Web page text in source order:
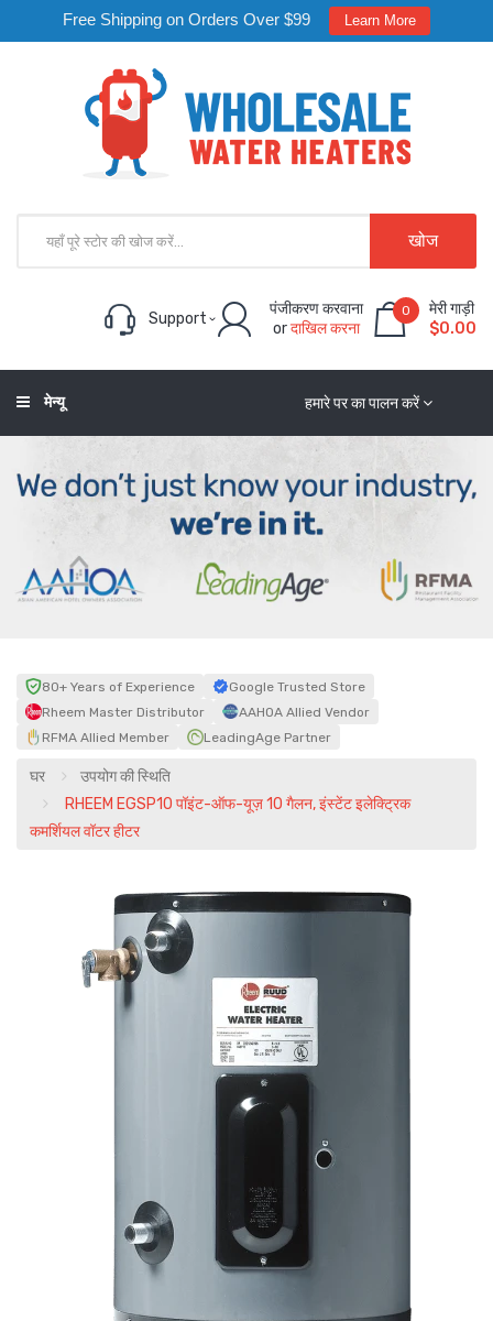
Free Shipping on Orders Over $99 Learn More
खोज
Support
पंजीकरण करवाना
orदाखिल करना
0
मेरी गाड़ी
$0.00
हमारे पर का पालन करें
मेन्यू
80+ Years of Experience
Google Trusted Store
Rheem Master Distributor
AAHOA Allied Vendor
RFMA Allied Member
LeadingAge Partner
घर
उपयोग की स्थिति
RHEEM EGSP10 पॉइंट-ऑफ-यूज़ 10 गैलन, इंस्टेंट इलेक्ट्रिक
कमर्शियल वॉटर हीटर